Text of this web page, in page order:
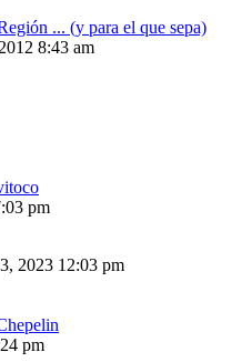
... (y para el que sepa)
8:43 am
pm
2023 12:03 pm
pm